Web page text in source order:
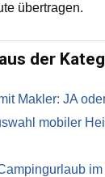
übertragen.
der
Makler: JA
mobiler